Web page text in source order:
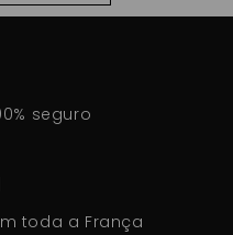
seguro
toda a França